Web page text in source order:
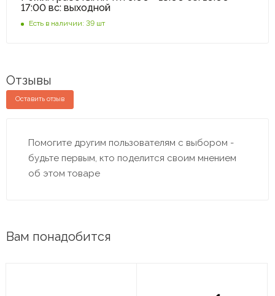
17:00 вс: выходной
Есть в наличии: 39 шт
Отзывы
Оставить отзыв
Помогите другим пользователям с выбором -
будьте первым, кто поделится своим мнением
об этом товаре
Вам понадобится